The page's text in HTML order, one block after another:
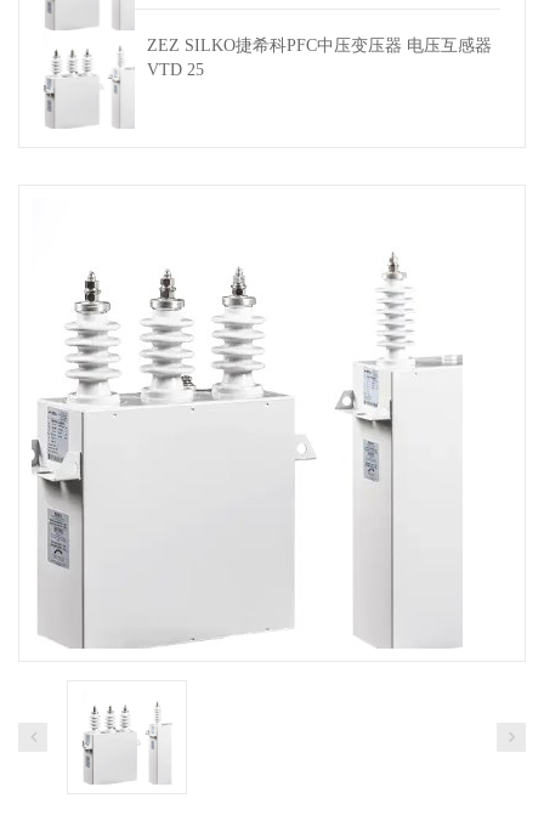
ZEZ SILKO捷希科PFC中压变压器 电压互感器
VTD 25